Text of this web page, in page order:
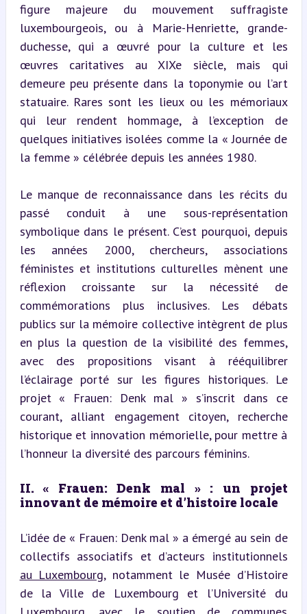
figure majeure du mouvement suffragiste
luxembourgeois, ou à Marie-Henriette, grande-
duchesse, qui a œuvré pour la culture et les
œuvres caritatives au XIXe siècle, mais qui
demeure peu présente dans la toponymie ou l’art
statuaire. Rares sont les lieux ou les mémoriaux
qui leur rendent hommage, à l’exception de
quelques initiatives isolées comme la « Journée de
la femme » célébrée depuis les années 1980.
Le manque de reconnaissance dans les récits du
passé conduit à une sous-représentation
symbolique dans le présent. C’est pourquoi, depuis
les années 2000, chercheurs, associations
féministes et institutions culturelles mènent une
réflexion croissante sur la nécessité de
commémorations plus inclusives. Les débats
publics sur la mémoire collective intègrent de plus
en plus la question de la visibilité des femmes,
avec des propositions visant à rééquilibrer
l’éclairage porté sur les figures historiques. Le
projet « Frauen: Denk mal » s’inscrit dans ce
courant, alliant engagement citoyen, recherche
historique et innovation mémorielle, pour mettre à
l’honneur la diversité des parcours féminins.
II. « Frauen: Denk mal » : un projet
innovant de mémoire et d’histoire locale
L’idée de « Frauen: Denk mal » a émergé au sein de
au Luxembourg, notamment le Musée d’Histoire
de la Ville de Luxembourg et l’Université du